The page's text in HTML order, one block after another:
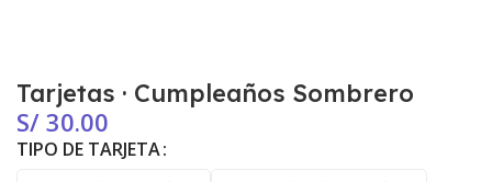
Tarjetas · Cumpleaños Sombrero
S/ 30.00
TIPO DE TARJETA